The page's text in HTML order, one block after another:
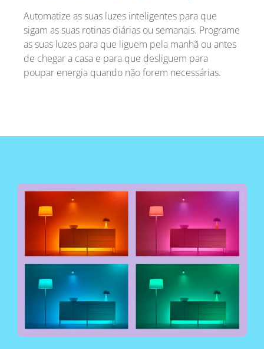
Automatize as suas luzes inteligentes para que
sigam as suas rotinas diárias ou semanais. Programe
as suas luzes para que liguem pela manhã ou antes
de chegar a casa e para que desliguem para
poupar energia quando não forem necessárias.